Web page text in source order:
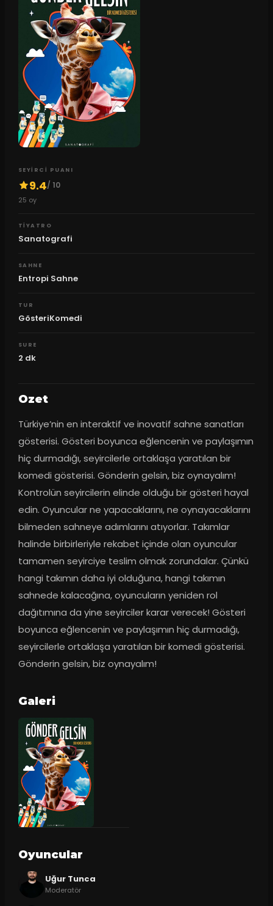
SEYIRCI PUANI
9.4/ 10
25 oy
TIYATRO
Sanatografi
SAHNE
Entropi Sahne
TUR
GösteriKomedi
SURE
2 dk
Ozet
Türkiye’nin en interaktif ve inovatif sahne sanatları
gösterisi. Gösteri boyunca eğlencenin ve paylaşımın
hiç durmadığı, seyircilerle ortaklaşa yaratılan bir
komedi gösterisi. Gönderin gelsin, biz oynayalım!
Kontrolün seyircilerin elinde olduğu bir gösteri hayal
edin. Oyuncular ne yapacaklarını, ne oynayacaklarını
bilmeden sahneye adımlarını atıyorlar. Takımlar
halinde birbirleriyle rekabet içinde olan oyuncular
tamamen seyirciye teslim olmak zorundalar. Çünkü
hangi takımın daha iyi olduğuna, hangi takımın
sahnede kalacağına, oyuncuların yeniden rol
dağıtımına da yine seyirciler karar verecek! Gösteri
boyunca eğlencenin ve paylaşımın hiç durmadığı,
seyircilerle ortaklaşa yaratılan bir komedi gösterisi.
Gönderin gelsin, biz oynayalım!
Galeri
Oyuncular
Uğur Tunca
Moderatör